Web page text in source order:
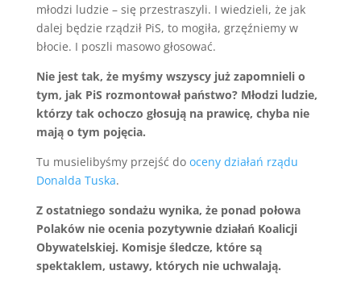
młodzi ludzie – się przestraszyli. I wiedzieli, że jak
dalej będzie rządził PiS, to mogiła, grzęźniemy w
błocie. I poszli masowo głosować.
Nie jest tak, że myśmy wszyscy już zapomnieli o
tym, jak PiS rozmontował państwo? Młodzi ludzie,
którzy tak ochoczo głosują na prawicę, chyba nie
mają o tym pojęcia.
Tu musielibyśmy przejść do oceny działań rządu
Donalda Tuska.
Z ostatniego sondażu wynika, że ponad połowa
Polaków nie ocenia pozytywnie działań Koalicji
Obywatelskiej. Komisje śledcze, które są
spektaklem, ustawy, których nie uchwalają.